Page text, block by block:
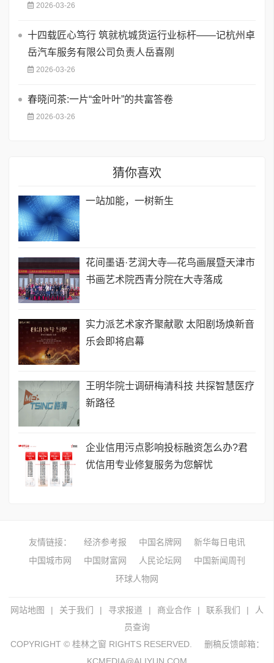
2026-03-26
十四载匠心笃行 筑就杭城货运行业标杆——记杭州卓
岳汽车服务有限公司负责人岳喜刚
2026-03-26
春晓问茶:一片“金叶叶”的共富答卷
2026-03-26
猜你喜欢
一站加能，一树新生
花间墨语·艺润大寺—花鸟画展暨天津市
书画艺术院西青分院在大寺落成
实力派艺术家齐聚献歌 太阳剧场焕新音
乐会即将启幕
王明华院士调研梅清科技 共探智慧医疗
新路径
企业信用污点影响投标融资怎么办?君
优信用专业修复服务为您解忧
友情链接： 经济参考报 中国名牌网
新华每日电讯
中国城市网
中国财富网 人民论坛网
中国新闻周刊
环球人物网
网站地图 | 关于我们 | 寻求报道 | 商业合作 | 联系我们 |
人
员查询
COPYRIGHT © 桂林之窗 RIGHTS RESERVED.
删稿反馈邮箱：